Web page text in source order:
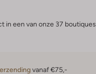
in een van onze 37 boutiques
vanaf €75,-